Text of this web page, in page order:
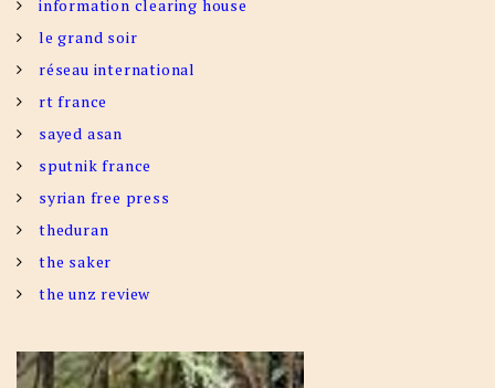
information clearing house
le grand soir
réseau international
rt france
sayed asan
sputnik france
syrian free press
theduran
the saker
the unz review